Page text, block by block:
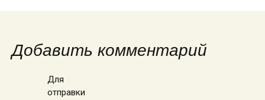
Добавить комментарий
Для
отправки